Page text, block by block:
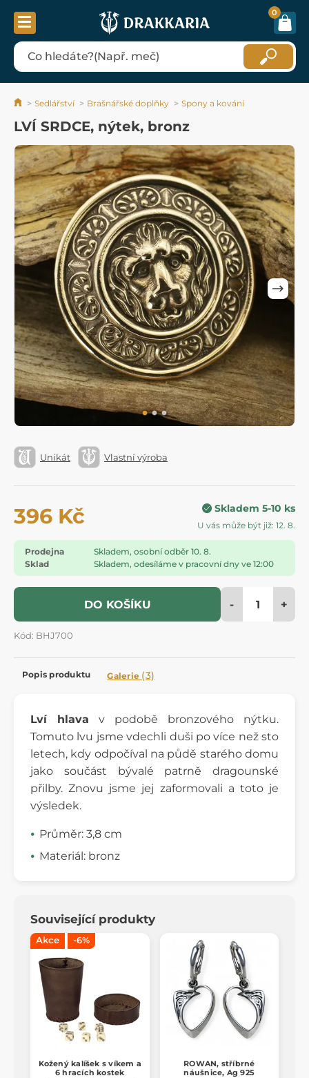
0
Sedlářství Brašnářské doplňky Spony a kování
LVÍ SRDCE, nýtek, bronz
Unikát Vlastní výroba
396 Kč Skladem 5-10 ks
U vás může být již: 12. 8.
Prodejna
Skladem, osobní odběr 10. 8.
Sklad
Skladem, odesíláme v pracovní dny ve 12:00
DO KOŠÍKU - +
Kód: BHJ700
Popis produktu Galerie (3)
Lví hlava v podobě bronzového nýtku.
Tomuto lvu jsme vdechli duši po více než sto
letech, kdy odpočíval na půdě starého domu
jako součást bývalé patrně dragounské
přilby. Znovu jsme jej zaformovali a toto je
výsledek.
Průměr: 3,8 cm
Materiál: bronz
Související produkty
Akce -6%
Kožený kalíšek s víkem a
6 hracích kostek
ROWAN, stříbrné
náušnice, Ag 925